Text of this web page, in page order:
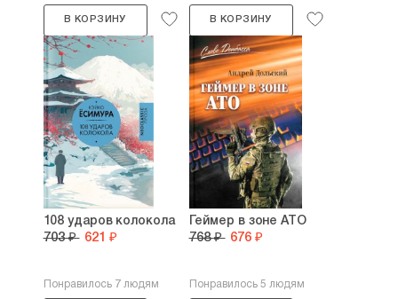
В КОРЗИНУ В КОРЗИНУ
108 ударов колокола
703 ₽ 621 ₽
Понравилось 7 людям
Геймер в зоне АТО
768 ₽ 676 ₽
Понравилось 5 людям